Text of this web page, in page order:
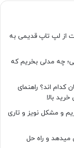
از لپ تاپ قدیمی به
چه مدلی بخریم که
۵ میلیون تومان کدام اند؟ راهنمای
بالا
و مشکل نویز و تاری
میدهد و راه حل